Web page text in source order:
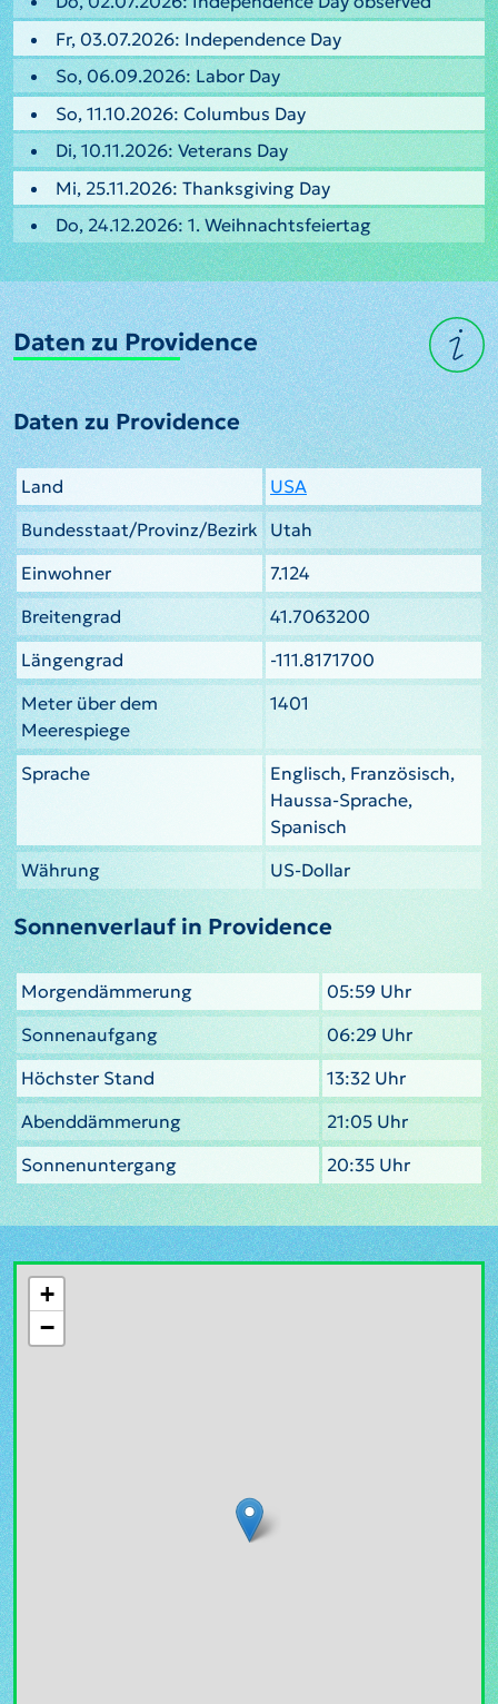
Fr, 03.07.2026: Independence Day
So, 06.09.2026: Labor Day
So, 11.10.2026: Columbus Day
Di, 10.11.2026: Veterans Day
Mi, 25.11.2026: Thanksgiving Day
Do, 24.12.2026: 1. Weihnachtsfeiertag
Daten zu Providence
Daten zu Providence
Land
USA
Bundesstaat/Provinz/Bezirk Utah
Einwohner
7.124
Breitengrad
41.7063200
Längengrad
-111.8171700
Meter über dem
Meerespiege
1401
Sprache
Englisch, Französisch,
Haussa-Sprache,
Spanisch
Währung
US-Dollar
Sonnenverlauf in Providence
Morgendämmerung
05:59 Uhr
Sonnenaufgang
06:29 Uhr
Höchster Stand
13:32 Uhr
Abenddämmerung
21:05 Uhr
Sonnenuntergang
20:35 Uhr
+
−